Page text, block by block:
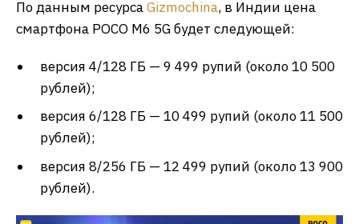
По данным ресурсаGizmochina, в Индии цена
смартфона POCO M6 5G будет следующей:
версия 4/128 ГБ — 9 499 рупий (около 10 500
рублей);
версия 6/128 ГБ — 10 499 рупий (около 11 500
рублей);
версия 8/256 ГБ — 12 499 рупий (около 13 900
рублей).